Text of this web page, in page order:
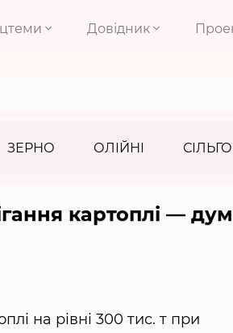
Довідник
ЗЕРНО ОЛІЙНІ
картоплі —
на рівні 300 тис. т при